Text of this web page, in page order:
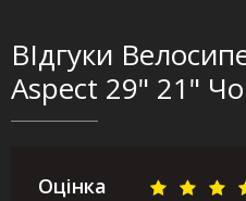
ВІдгуки
Aspect 29" 21"
Оцінка